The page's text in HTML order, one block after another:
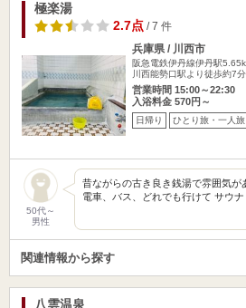
極楽湯
2.7点/ 7 件
兵庫県 / 川西市
阪急電鉄伊丹線伊丹駅
川西能勢口駅より徒歩約7分
営業時間 15:00～22:30
入浴料金 570円～
日帰り ひとり旅・一人旅
50代～
男性
昔ながらの古き良き銭湯で雰囲気が
電車、バス、どれでも行けて サウ
関連情報から探す
八雲温泉